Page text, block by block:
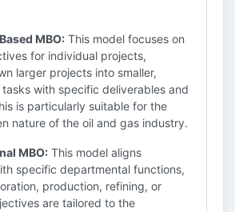
MBO: This model focuses on
for individual projects,
larger projects into smaller,
tasks with specific deliverables and
is particularly suitable for the
nature of the oil and gas industry.
MBO: This model aligns
specific departmental functions,
production, refining, or
are tailored to the